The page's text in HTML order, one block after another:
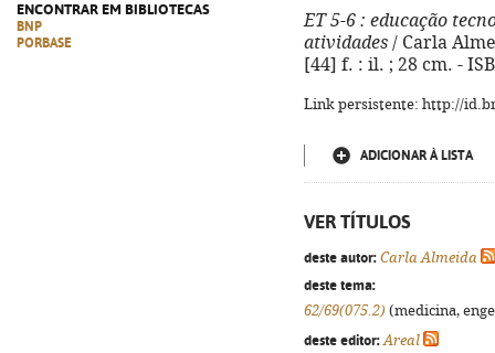
ENCONTRAR EM BIBLIOTECAS
BNP
PORBASE
ET 5-6 : educação
atividades / Carla
[44] f. : il. ; 28 cm. -
Link persistente: http://
ADICIONAR À LISTA
VER TÍTULOS
deste autor: Carla Almeida
deste tema:
62/69(075.2) (medicina,
deste editor: Areal